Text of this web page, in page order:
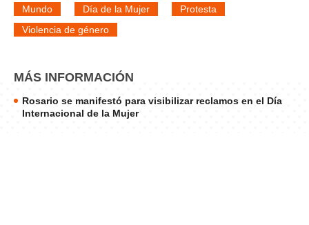
Mundo Día de la Mujer
Protesta
Violencia de género
MÁS INFORMACIÓN
Rosario se manifestó para visibilizar reclamos en el Día
Internacional de la Mujer